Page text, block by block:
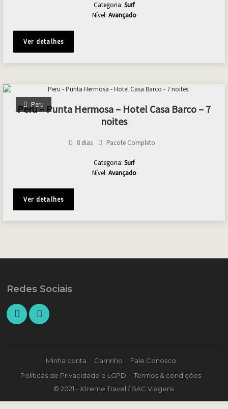
Categoria: Surf
Nível: Avançado
Ver detalhes
Peru
Peru – Punta Hermosa – Hotel Casa Barco – 7
noites
8 dias Pacote Completo
Categoria: Surf
Nível: Avançado
Ver detalhes
Redes Sociais
© 2021 - Xtreme Travel / BAC Viagens
Minha conta Carrinho
Fale Conosco
Políticas de Privacidade e LGPD
Termos & condições